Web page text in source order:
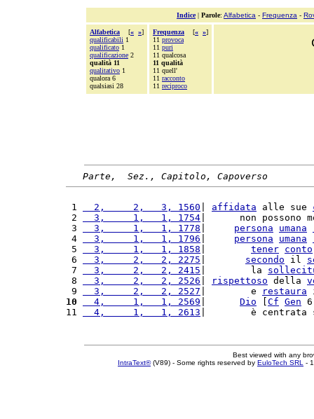
Indice| Parole: Alfabetica - Frequenza -
Alfabetica [« »]
qualificabili 1
qualificato 1
qualificazione 2
qualità 11
qualitativo 1
qualora 6
qualsiasi 28
Frequenza [« »]
11 provoca
11 puri
11 qualcosa
11 qualità
11 quell'
11 racconto
11 reciproco
Parte,  Sez., Capitolo, Capoverso
1
  2,     2,   3, 1560
affidata alle sue
2
  3,     1,   1, 1754
|      non possono
3
  3,     1,   1, 1778
persona umana
4
  3,     1,   1, 1796
persona umana
5
  3,     1,   1, 1858
tener conto
6
  3,     2,   2, 2275
secondo il
7
  3,     2,   2, 2415
|        la
8
  3,     2,   2, 2526
rispettoso della
9
  3,     2,   2, 2527
|        e restaura
10
  4,     1,   1, 2569
Dio Cf Gen
11
  4,     1,   1, 2613
|        è centrata
Best viewed with any
IntraText®(V89) - Some rights reserved by EuloTech SRL -